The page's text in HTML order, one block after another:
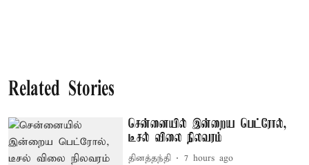
Related Stories
சென்னையில் இன்றைய பெட்ரோல்,
டீசல் விலை நிலவரம்
தினத்தந்தி 7 hours ago